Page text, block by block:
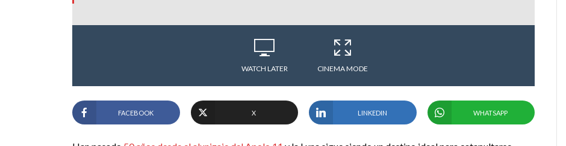
WATCH LATER CINEMA MODE
FACEBOOK X LINKEDIN WHATSAPP